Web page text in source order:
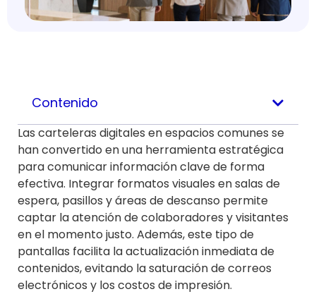
Contenido
Las carteleras digitales en espacios comunes se
han convertido en una herramienta estratégica
para comunicar información clave de forma
efectiva. Integrar formatos visuales en salas de
espera, pasillos y áreas de descanso permite
captar la atención de colaboradores y visitantes
en el momento justo. Además, este tipo de
pantallas facilita la actualización inmediata de
contenidos, evitando la saturación de correos
electrónicos y los costos de impresión.